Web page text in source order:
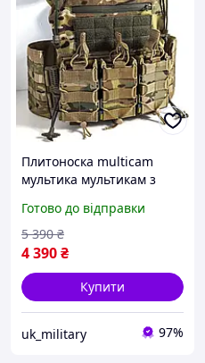
Плитоноска multicam
мультика мультикам з
розвантаження тактичне
з точками швидкого
скидання
Готово до відправки
4 390₴
5 390 ₴
Купити
uk_military 97%